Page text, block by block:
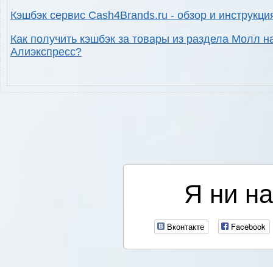
Кэшбэк сервис Cash4Brands.ru - обзор и
Как получить кэшбэк за товары из раздела Молл
Алиэкспресс?
Я ни
Вконтакте Facebook